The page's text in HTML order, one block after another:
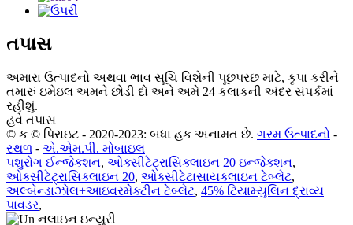
તપાસ
અમારા ઉત્પાદનો અથવા ભાવ સૂચિ વિશેની પૂછપરછ માટે, કૃપા કરીને
તમારું ઇમેઇલ અમને છોડી દો અને અમે 24 કલાકની અંદર સંપર્કમાં
રહીશું.
હવે તપાસ
© ક © પિરાઇટ - 2020-2023: બધા હક અનામત છે. ગરમ ઉત્પાદનો -
સ્થળ - એ.એમ.પી. મોબાઇલ
પશુરોગ ઈન્જેક્શન, ઓક્સીટેટ્રાસિક્લાઇન 20 ઇન્જેક્શન,
ઓક્સીટેટ્રાસિક્લાઇન 20, ઓક્સીટેટાસાયક્લાઇન ટેબ્લેટ,
અલ્બેન્ડાઝોલ+આઇવરમેક્ટીન ટેબ્લેટ, 45% ટિયામ્યુલિન દ્રાવ્ય
પાવડર,